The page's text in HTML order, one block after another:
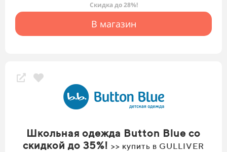
Скидка до 28%!
В магазин
Школьная одежда Button Blue со
скидкой до 35%! >> купить в GULLIVER